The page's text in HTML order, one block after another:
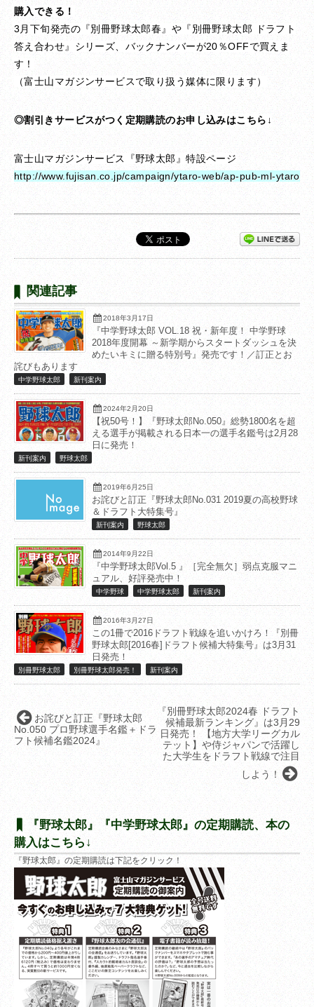
購入できる！
3月下旬発売の『別冊野球太郎春』や『別冊野球太郎 ドラフト
答え合わせ』シリーズ、バックナンバーが20％OFFで買えま
す！
（富士山マガジンサービスで取り扱う媒体に限ります）
◎割引きサービスがつく定期購読のお申し込みはこちら↓
富士山マガジンサービス『野球太郎』特設ページ
http://www.fujisan.co.jp/campaign/ytaro-web/ap-pub-ml-ytaro
関連記事
2018年3月17日
『中学野球太郎 VOL.18 祝・新年度！ 中学野球
2018年度開幕 ～新学期からスタートダッシュを決
めたいキミに贈る特別号』発売です！／訂正とお
詫びもあります
中学野球太郎 新刊案内
2024年2月20日
【祝50号！】『野球太郎No.050』総勢1800名を超
える選手が掲載される日本一の選手名鑑号は2月28
日に発売！
新刊案内 野球太郎
2019年6月25日
お詫びと訂正『野球太郎No.031 2019夏の高校野球
＆ドラフト大特集号』
新刊案内 野球太郎
2014年9月22日
『中学野球太郎Vol.5 』［完全無欠］弱点克服マニ
ュアル、好評発売中！
中学野球 中学野球太郎 新刊案内
2016年3月27日
この1冊で2016ドラフト戦線を追いかけろ！『別冊
野球太郎[2016春]ドラフト候補大特集号』は3月31
日発売！
別冊野球太郎 別冊野球太郎発売！ 新刊案内
『別冊野球太郎2024春 ドラフト
候補最新ランキング』は3月29
日発売！ 【地方大学リーグカル
テット】や侍ジャパンで活躍し
た大学生をドラフト戦線で注目
しよう！
お詫びと訂正『野球太郎
No.050 プロ野球選手名鑑＋ドラ
フト候補名鑑2024』
『野球太郎』『中学野球太郎』の定期購読、本の
購入はこちら↓
『野球太郎』の定期購読は下記をクリック！